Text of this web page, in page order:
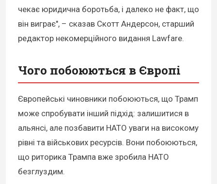
чекає юридична боротьба, і далеко не факт, що
він виграє", – сказав Скотт Андерсон, старший
редактор некомерційного видання Lawfare.
Чого побоюються в Європі
Європейські чиновники побоюються, що Трамп
може спробувати інший підхід: залишитися в
альянсі, але позбавити НАТО уваги на високому
рівні та військових ресурсів. Вони побоюються,
що риторика Трампа вже зробила НАТО
безглуздим.